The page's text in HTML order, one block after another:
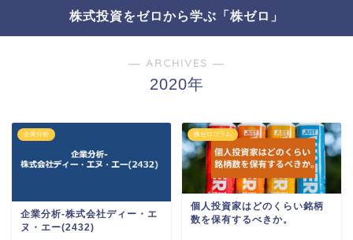
株式投資をゼロから学ぶ「株ゼロ」
― ARCHIVES ―
2020年
企業分析
企業分析-株式会社ディー・エ
ヌ・エー(2432)
株ゼロコラム
個人投資家はどのくらい銘柄
数を保有するべきか。